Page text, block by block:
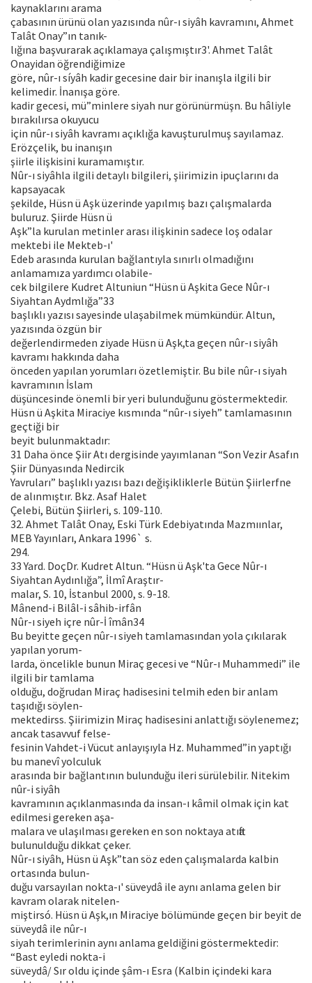
kaynaklarını arama
çabasının ürünü olan yazısında nûr-ı siyâh kavramını, Ahmet
Talât Onay”ın tanık-
lığına başvurarak açıklamaya çalışmıştır3'. Ahmet Talât
Onayidan öğrendiğimize
göre, nûr-ı síyâh kadir gecesine dair bir inanışla ilgili bir
kelimedir. İnanışa göre.
kadir gecesi, mü”minlere siyah nur görünürmüşn. Bu hâliyle
bırakılırsa okuyucu
için nûr-ı siyâh kavramı açıklığa kavuşturulmuş sayılamaz.
Erözçelik, bu inanışın
şiirle ilişkisini kuramamıştır.
Nûr-ı siyâhla ilgili detaylı bilgileri, şiirimizin ipuçlarını da
kapsayacak
şekilde, Hüsn ü Aşk üzerinde yapılmış bazı çalışmalarda
buluruz. Şiirde Hüsn ü
Aşk”la kurulan metinler arası ilişkinin sadece loş odalar
mektebi ile Mekteb-ı'
Edeb arasında kurulan bağlantıyla sınırlı olmadığını
anlamamıza yardımcı olabile-
cek bilgilere Kudret Altuniun “Hüsn ü Aşkita Gece Nûr-ı
Siyahtan Aydmlığa”33
başlıklı yazısı sayesinde ulaşabilmek mümkündür. Altun,
yazısında özgün bir
değerlendirmeden ziyade Hüsn ü Aşk,ta geçen nûr-ı siyâh
kavramı hakkında daha
önceden yapılan yorumları özetlemiştir. Bu bile nûr-ı siyah
kavramının İslam
düşüncesinde önemli bir yeri bulunduğunu göstermektedir.
Hüsn ü Aşkita Miraciye kısmında “nûr-ı siyeh” tamlamasının
geçtiği bir
beyit bulunmaktadır:
31 Daha önce Şiir Atı dergisinde yayımlanan “Son Vezir Asafın
Şiir Dünyasında Nedircik
Yavruları” başlıklı yazısı bazı değişikliklerle Bütün Şiirlerfne
de alınmıştır. Bkz. Asaf Halet
Çelebi, Bütün Şiirleri, s. 109-110.
32. Ahmet Talât Onay, Eski Türk Edebiyatında Mazmıınlar,
MEB Yayınları, Ankara 1996` s.
294.
33 Yard. DoçDr. Kudret Altun. “Hüsn ü Aşk'ta Gece Nûr-ı
Siyahtan Aydınlığa”, İlmî Araştır-
malar, S. 10, İstanbul 2000, s. 9-18.
Mânend-i Bilâl-i sâhib-irfân
Nûr-ı siyeh içre nûr-İ îmân34
Bu beyitte geçen nûr-ı siyeh tamlamasından yola çıkılarak
yapılan yorum-
larda, öncelikle bunun Miraç gecesi ve “Nûr-ı Muhammedi” ile
ilgili bir tamlama
olduğu, doğrudan Miraç hadisesini telmih eden bir anlam
taşıdığı söylen-
mektedirss. Şiirimizin Miraç hadisesini anlattığı söylenemez;
ancak tasavvuf felse-
fesinin Vahdet-i Vücut anlayışıyla Hz. Muhammed”in yaptığı
bu manevî yolculuk
arasında bir bağlantının bulunduğu ileri sürülebilir. Nitekim
nûr-i siyâh
kavramının açıklanmasında da insan-ı kâmil olmak için kat
edilmesi gereken aşa-
malara ve ulaşılması gereken en son noktaya atıfta
bulunulduğu dikkat çeker.
Nûr-ı siyâh, Hüsn ü Aşk”tan söz eden çalışmalarda kalbin
ortasında bulun-
duğu varsayılan nokta-ı' süveydâ ile aynı anlama gelen bir
kavram olarak nitelen-
miştirsó. Hüsn ü Aşk,ın Miraciye bölümünde geçen bir beyit de
süveydâ ile nûr-ı
siyah terimlerinin aynı anlama geldiğini göstermektedir:
“Bast eyledi nokta-i
süveydâ/ Sır oldu içinde şâm-ı Esra (Kalbin içindeki kara